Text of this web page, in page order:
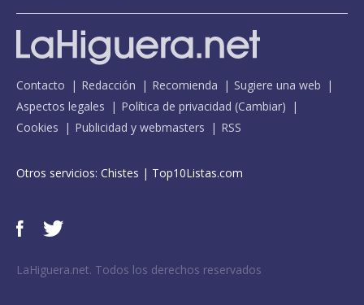
Contacto Redacción Recomienda
Sugiere una web
Aspectos legales
Política de privacidad (Cambiar)
Cookies
Publicidad y webmasters RSS
Otros servicios: Chistes | Top10Listas.com
LaHiguera.net. Todos los derechos reservados